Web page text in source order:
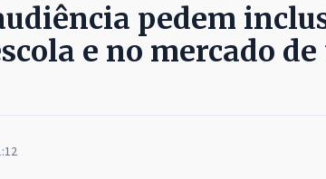
pedem
e no mercado